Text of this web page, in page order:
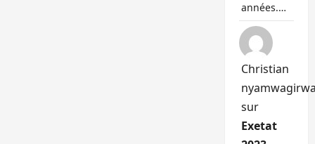
années.…
Christian
sur
Exetat